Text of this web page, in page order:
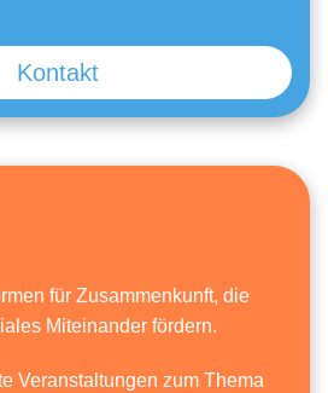
Kontakt
für Zusammenkunft, die
Miteinander fördern.
Veranstaltungen zum Thema